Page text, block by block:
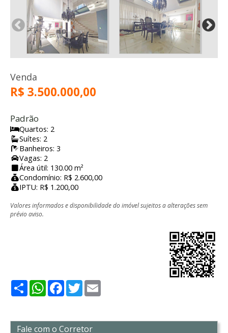
Venda
R$ 3.500.000,00
Padrão
Quartos: 2
Suítes: 2
Banheiros: 3
Vagas: 2
Área útil: 130.00 m²
Condomínio: R$ 2.600,00
IPTU: R$ 1.200,00
Valores informados e disponibilidade do imóvel sujeitos a alterações sem
prévio aviso.
ShareWhatsApp
Facebook
Twitter
Fale com o Corretor